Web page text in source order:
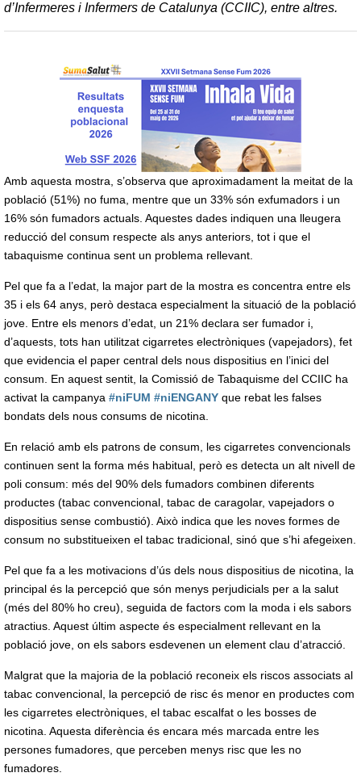
d’Infermeres i Infermers de Catalunya (CCIIC), entre altres.
Amb aquesta mostra, s’observa que aproximadament la meitat de la
població (51%) no fuma, mentre que un 33% són exfumadors i un
16% són fumadors actuals. Aquestes dades indiquen una lleugera
reducció del consum respecte als anys anteriors, tot i que el
tabaquisme continua sent un problema rellevant.
Pel que fa a l’edat, la major part de la mostra es concentra entre els
35 i els 64 anys, però destaca especialment la situació de la població
jove. Entre els menors d’edat, un 21% declara ser fumador i,
d’aquests, tots han utilitzat cigarretes electròniques (vapejadors), fet
que evidencia el paper central dels nous dispositius en l’inici del
consum. En aquest sentit, la Comissió de Tabaquisme del CCIIC ha
activat la campanya #niFUM #niENGANY que rebat les falses
bondats dels nous consums de nicotina.
En relació amb els patrons de consum, les cigarretes convencionals
continuen sent la forma més habitual, però es detecta un alt nivell de
poli consum: més del 90% dels fumadors combinen diferents
productes (tabac convencional, tabac de caragolar, vapejadors o
dispositius sense combustió). Això indica que les noves formes de
consum no substitueixen el tabac tradicional, sinó que s’hi afegeixen.
Pel que fa a les motivacions d’ús dels nous dispositius de nicotina, la
principal és la percepció que són menys perjudicials per a la salut
(més del 80% ho creu), seguida de factors com la moda i els sabors
atractius. Aquest últim aspecte és especialment rellevant en la
població jove, on els sabors esdevenen un element clau d’atracció.
Malgrat que la majoria de la població reconeix els riscos associats al
tabac convencional, la percepció de risc és menor en productes com
les cigarretes electròniques, el tabac escalfat o les bosses de
nicotina. Aquesta diferència és encara més marcada entre les
persones fumadores, que perceben menys risc que les no
fumadores.